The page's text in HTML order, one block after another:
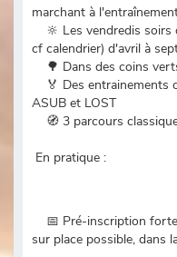
marchant à
🔆 Les vendredis soirs
cf calendrier) d'avril à
🌳 Dans des coins
🏅 Des entrainements
ASUB et LOST
🧭 3 parcours
En pratique :
📅 Pré-inscription
sur place possible, dans